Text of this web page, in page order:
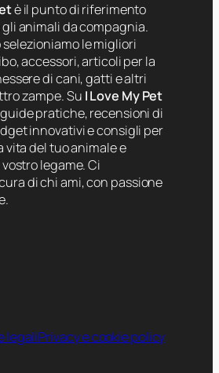
è il punto di riferimento
animali da compagnia.
le migliori
accessori, articoli per la
di cani, gatti e altri
zampe. Su I Love My Pet
pratiche, recensioni di
innovativi e consigli per
vita del tuo animale e
legame. Ci
di chi ami, con passione
legaliPrivacy e cookie policy